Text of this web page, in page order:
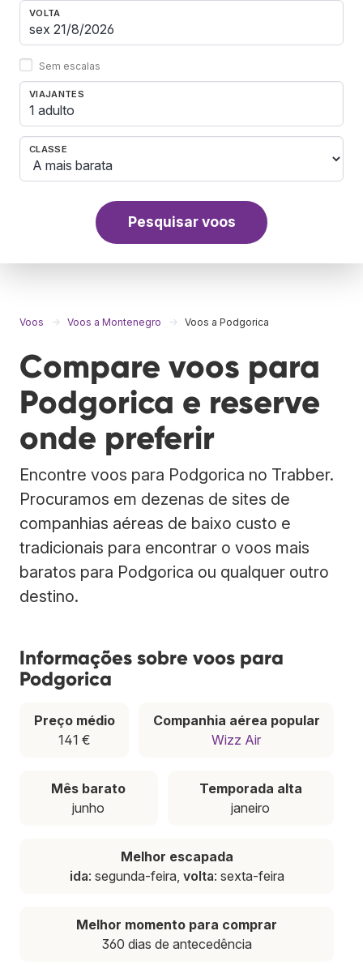
VOLTA
Sem escalas
VIAJANTES
1 adulto
CLASSE
Pesquisar voos
Voos Voos a Montenegro Voos a Podgorica
Compare voos para
Podgorica e reserve
onde preferir
Encontre voos para Podgorica no Trabber.
Procuramos em dezenas de sites de
companhias aéreas de baixo custo e
tradicionais para encontrar o voos mais
baratos para Podgorica ou qualquer outro
destino.
Informações sobre voos para
Podgorica
Preço médio
141 €
Companhia aérea popular
Wizz Air
Mês barato
junho
Temporada alta
janeiro
Melhor escapada
ida: segunda-feira, volta: sexta-feira
Melhor momento para comprar
360 dias de antecedência